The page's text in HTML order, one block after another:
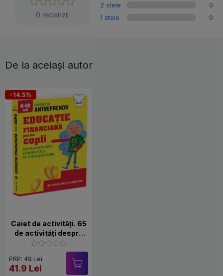
0 recenzii
2 stele
0
1 stele
0
De la același autor
-14.5%
Caiet de activități. 65
de activități despre
cum să
economisești, să
investești și săți
înmulțești banii
PRP: 49 Lei
41.9 Lei